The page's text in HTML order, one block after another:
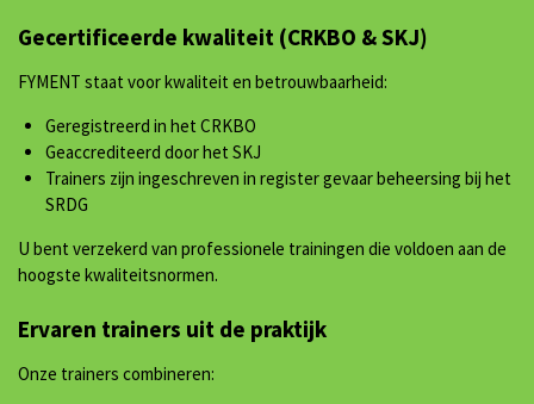
Gecertificeerde kwaliteit (CRKBO & SKJ)
FYMENT staat voor kwaliteit en betrouwbaarheid:
Geregistreerd in het CRKBO
Geaccrediteerd door het SKJ
Trainers zijn ingeschreven in register gevaar beheersing bij het
SRDG
U bent verzekerd van professionele trainingen die voldoen aan de
hoogste kwaliteitsnormen.
Ervaren trainers uit de praktijk
Onze trainers combineren: